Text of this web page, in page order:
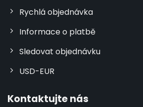
Rychlá objednávka
Informace o platbě
Sledovat objednávku
USD-EUR
Kontaktujte nás